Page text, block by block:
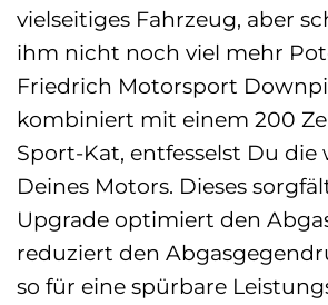
vielseitiges Fahrzeug, aber
ihm nicht noch viel mehr
Friedrich Motorsport
kombiniert mit einem 200
Sport-Kat, entfesselst Du die
Deines Motors. Dieses
Upgrade optimiert den
reduziert den
so für eine spürbare